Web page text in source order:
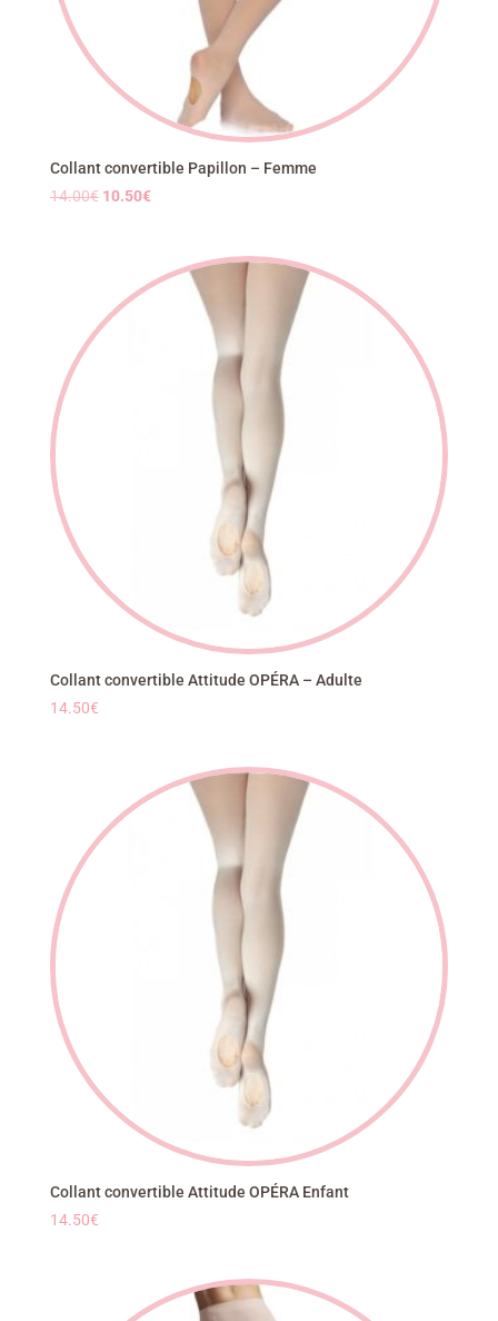
Collant convertible Papillon – Femme
14.00€ Le
14.00€.
10.50€Le
est :
10.50€.
Collant convertible Attitude OPÉRA – Adulte
14.50€
Collant convertible Attitude OPÉRA Enfant
14.50€